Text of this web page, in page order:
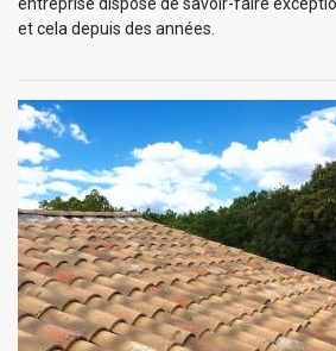
et cela depuis des années.